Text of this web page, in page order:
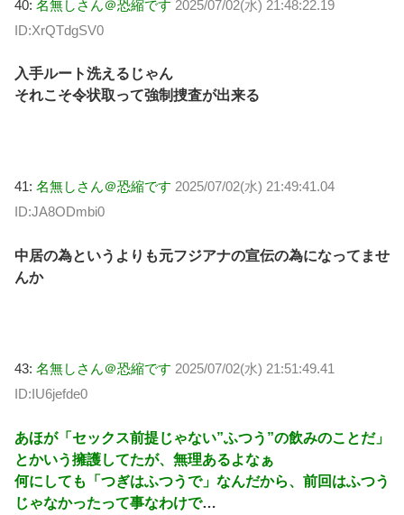
40: 名無しさん＠恐縮です 2025/07/02(水) 21:48:22.19
ID:XrQTdgSV0
入手ルート洗えるじゃん
それこそ令状取って強制捜査が出来る
41: 名無しさん＠恐縮です 2025/07/02(水) 21:49:41.04
ID:JA8ODmbi0
中居の為というよりも元フジアナの宣伝の為になってませ
んか
43: 名無しさん＠恐縮です 2025/07/02(水) 21:51:49.41
ID:IU6jefde0
あほが「セックス前提じゃない”ふつう”の飲みのことだ」
とかいう擁護してたが、無理あるよなぁ
何にしても「つぎはふつうで」なんだから、前回はふつう
じゃなかったって事なわけで…